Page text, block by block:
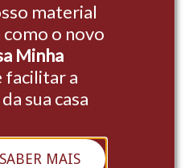
material
o novo
Minha
a
sua casa
MAIS